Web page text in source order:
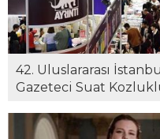
42. Uluslararası
Gazeteci Suat